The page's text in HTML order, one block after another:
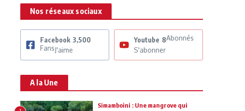
Nos réseaux sociaux
Facebook 3,500
FansJ'aime
Youtube 8Abonnés
S'abonner
A la Une
Simamboini : Une mangrove qui